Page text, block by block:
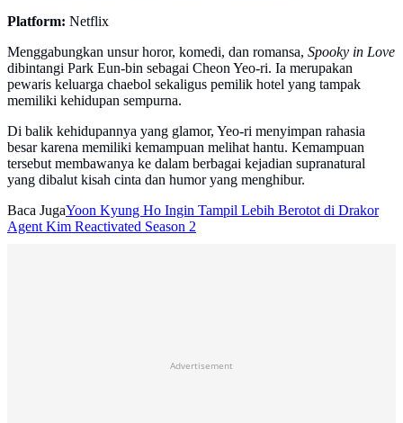
Platform: Netflix
Menggabungkan unsur horor, komedi, dan romansa, Spooky in Love
dibintangi Park Eun-bin sebagai Cheon Yeo-ri. Ia merupakan
pewaris keluarga chaebol sekaligus pemilik hotel yang tampak
memiliki kehidupan sempurna.
Di balik kehidupannya yang glamor, Yeo-ri menyimpan rahasia
besar karena memiliki kemampuan melihat hantu. Kemampuan
tersebut membawanya ke dalam berbagai kejadian supranatural
yang dibalut kisah cinta dan humor yang menghibur.
Baca JugaYoon Kyung Ho Ingin Tampil Lebih Berotot di Drakor
Agent Kim Reactivated Season 2
Advertisement